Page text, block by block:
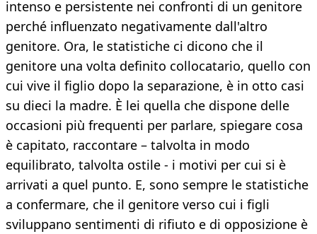
intenso e persistente nei confronti di un genitore
perché influenzato negativamente dall'altro
genitore. Ora, le statistiche ci dicono che il
genitore una volta definito collocatario, quello con
cui vive il figlio dopo la separazione, è in otto casi
su dieci la madre. È lei quella che dispone delle
occasioni più frequenti per parlare, spiegare cosa
è capitato, raccontare – talvolta in modo
equilibrato, talvolta ostile - i motivi per cui si è
arrivati a quel punto. E, sono sempre le statistiche
a confermare, che il genitore verso cui i figli
sviluppano sentimenti di rifiuto e di opposizione è